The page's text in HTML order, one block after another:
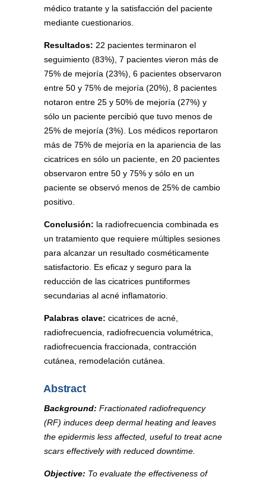
médico tratante y la satisfacción del paciente
mediante cuestionarios.
Resultados: 22 pacientes terminaron el
seguimiento (83%), 7 pacientes vieron más de
75% de mejoría (23%), 6 pacientes observaron
entre 50 y 75% de mejoría (20%), 8 pacientes
notaron entre 25 y 50% de mejoría (27%) y
sólo un paciente percibió que tuvo menos de
25% de mejoría (3%). Los médicos reportaron
más de 75% de mejoría en la apariencia de las
cicatrices en sólo un paciente, en 20 pacientes
observaron entre 50 y 75% y sólo en un
paciente se observó menos de 25% de cambio
positivo.
Conclusión: la radiofrecuencia combinada es
un tratamiento que requiere múltiples sesiones
para alcanzar un resultado cosméticamente
satisfactorio. Es eficaz y seguro para la
reducción de las cicatrices puntiformes
secundarias al acné inflamatorio.
Palabras clave: cicatrices de acné,
radiofrecuencia, radiofrecuencia volumétrica,
radiofrecuencia fraccionada, contracción
cutánea, remodelación cutánea.
Abstract
Background: Fractionated radiofrequency
(RF) induces deep dermal heating and leaves
the epidermis less affected, useful to treat acne
scars effectively with reduced downtime.
Objective: To evaluate the effectiveness of